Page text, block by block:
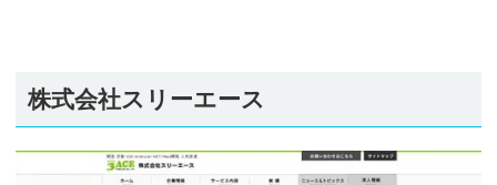
株式会社スリーエース